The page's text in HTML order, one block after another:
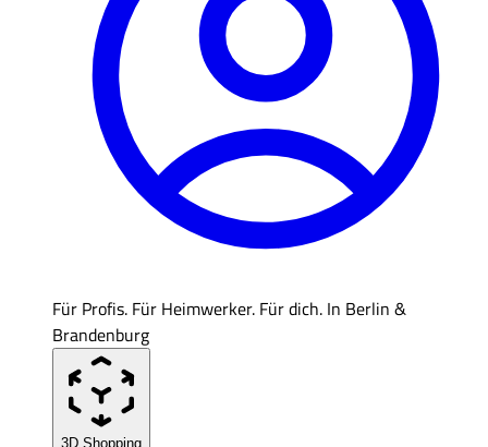
Für Profis. Für Heimwerker. Für dich. In Berlin &
Brandenburg
3D Shopping